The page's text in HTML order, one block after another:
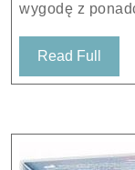
wygodę z
Read Full
Full